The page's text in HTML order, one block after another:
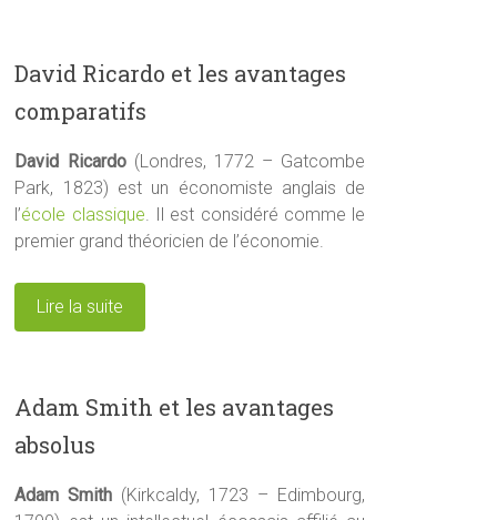
David Ricardo et les avantages
comparatifs
David Ricardo(Londres, 1772 – Gatcombe
Park, 1823) est un économiste anglais de
l’école classique. Il est considéré comme le
premier grand théoricien de l’économie.
Lire la suite
Adam Smith et les avantages
absolus
Adam Smith (Kirkcaldy, 1723 – Edimbourg,